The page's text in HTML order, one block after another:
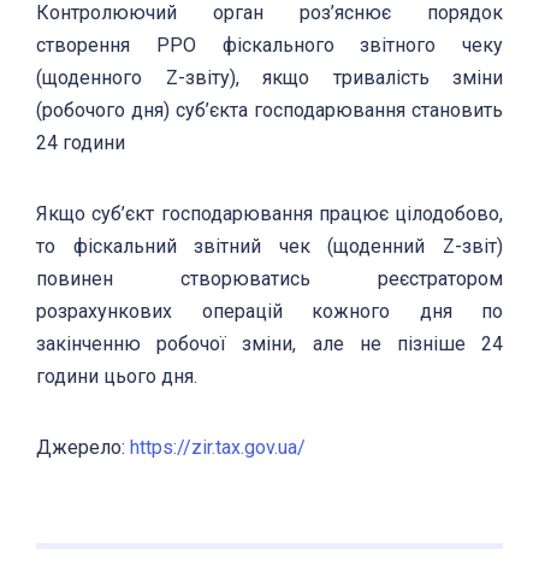
Контролюючий орган роз’яснює порядок
створення РРО фіскального звітного чеку
(щоденного Z-звіту), якщо тривалість зміни
(робочого дня) суб’єкта господарювання становить
24 години
Якщо суб’єкт господарювання працює цілодобово,
то фіскальний звітний чек (щоденний Z-звіт)
повинен створюватись реєстратором
розрахункових операцій кожного дня по
закінченню робочої зміни, але не пізніше 24
години цього дня.
Джерело: https://zir.tax.gov.ua/